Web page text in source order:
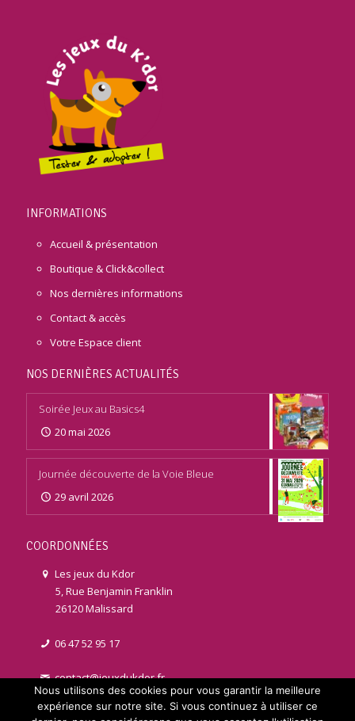
INFORMATIONS
Accueil & présentation
Boutique & Click&collect
Nos dernières informations
Contact & accès
Votre Espace client
NOS DERNIÈRES ACTUALITÉS
Soirée Jeux au Basics4
20 mai 2026
Journée découverte de la Voie Bleue
29 avril 2026
COORDONNÉES
Les jeux du Kdor
5, Rue Benjamin Franklin
26120 Malissard
06 47 52 95 17
contact@jeuxdukdor.fr
Nous utilisons des cookies pour vous garantir la meilleure
expérience sur notre site. Si vous continuez à utiliser ce